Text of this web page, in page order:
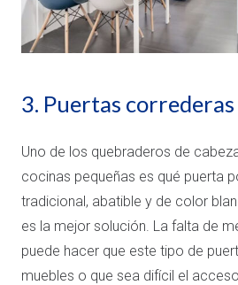
3. Puertas
Uno de los quebraderos de
cocinas pequeñas es qué puerta
tradicional, abatible y de color
es la mejor solución. La falta de
puede hacer que este tipo de
muebles o que sea difícil el